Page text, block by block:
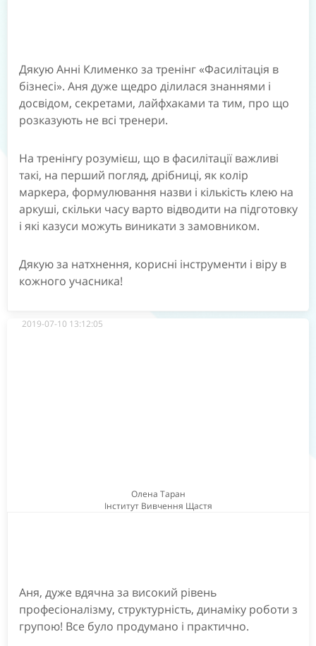
Дякую Анні Клименко за тренінг «Фасилітація в
бізнесі». Аня дуже щедро ділилася знаннями і
досвідом, секретами, лайфхаками та тим, про що
розказують не всі тренери.
На тренінгу розумієш, що в фасилітації важливі
такі, на перший погляд, дрібниці, як колір
маркера, формулювання назви і кількість клею на
аркуші, скільки часу варто відводити на підготовку
і які казуси можуть виникати з замовником.
Дякую за натхнення, корисні інструменти і віру в
кожного учасника!
2019-07-10 13:12:05
Олена Таран
Інститут Вивчення Щастя
Аня, дуже вдячна за високий рівень
професіоналізму, структурність, динаміку роботи з
групою! Все було продумано і практично.